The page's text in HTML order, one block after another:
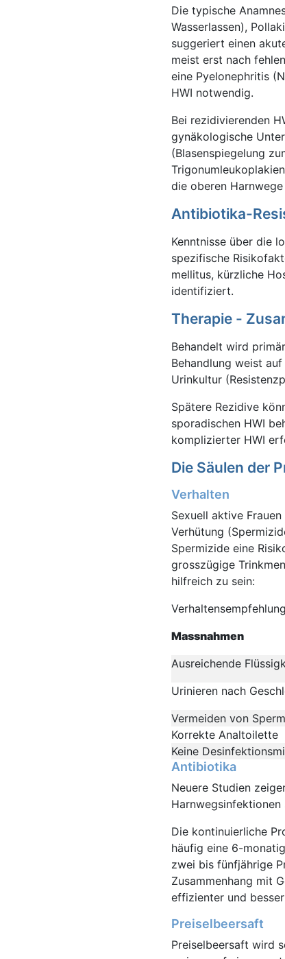
Die typische
Wasserlassen),
suggeriert einen
meist erst nach
eine Pyelonephritis
HWI notwendig.
Bei rezidivierenden
gynäkologische
(Blasenspiegelung
die oberen
Antibiotika-
Kenntnisse über die
spezifische
mellitus, kürzliche
identifiziert.
Therapie -
Behandelt wird
Behandlung weist
Urinkultur
Spätere Rezidive
sporadischen HWI
komplizierter HWI
Die Säulen der
Verhalten
Sexuell aktive
Verhütung
Spermizide eine
grosszügige
hilfreich zu sein:
Massnahmen
Ausreichende
Urinieren nach
Vermeiden von
Korrekte Analtoilette
Keine
Antibiotika
Neuere Studien
Die kontinuierliche
häufig eine 6-
zwei bis fünfjährige
Zusammenhang mit
effizienter und
Preiselbeersaft
Preiselbeersaft wird